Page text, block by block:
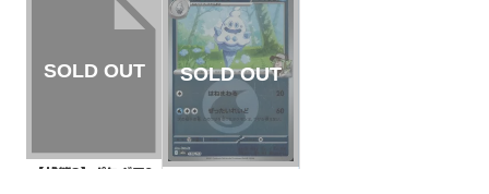
【状態S】ポケギア3.